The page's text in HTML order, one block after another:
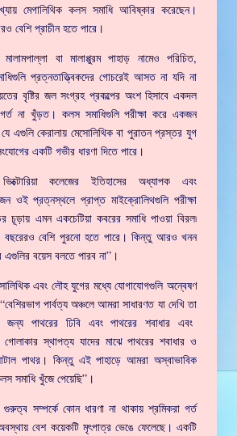
মেগালিথিক কলস সমাধি আবিষ্কার করেছেন।
বেশি প্রাচীন হতে পারে।
বা মালাপ্পুরম পাহাড় নামেও পরিচিত,
প্রত্নতাত্ত্বিকদের গোচরেই আসত না যদি না
বৃষ্টির জল সংগ্রহ প্রকল্পের অংশ হিসাবে একদল
না খুঁড়ত। কলস সমাধিগুলি পরীক্ষা করে একজন
এগুলি কেরালায় মেসোলিথিক বা পুরাতন প্রস্তর যুগ
একটি গভীর ধারণা দিতে পারে।
কলেজের ইতিহাসের অধ্যাপক এবং
ওই প্রত্নস্থলে প্রাপ্ত মাইক্রোলিথগুলি পরীক্ষা
চূড়ায় এমন একচেটিয়া কবরের সমাধি পাওয়া বিরল৷
বছরেরও বেশি পুরনো হতে পারে। কিন্তু আরও খনন
এগুলির বয়েস বলতে পারব না”।
এবং লৌহ যুগের মধ্যে যোগাযোগগুলি অন্বেষণ
পার্বত্য অঞ্চলে আমরা সাধারণত যা দেখি তা
জন্য পাথরের ঢিবি এবং পাথরের শবাধার এবং
স্থাপত্য যাদের মাঝে পাথরের শবাধার ও
পাথর। কিন্তু এই পাহাড়ে আমরা অস্বাভাবিক
সমাধি খুঁজে পেয়েছি”।
গুরুত্ব সম্পর্কে কোন ধারণা না থাকায় শ্রমিকরা গর্ত
বেশ কয়েকটি মৃৎপাত্র ভেঙে ফেলেছে। একটি